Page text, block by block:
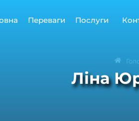
Переваги Послуги
Ліна